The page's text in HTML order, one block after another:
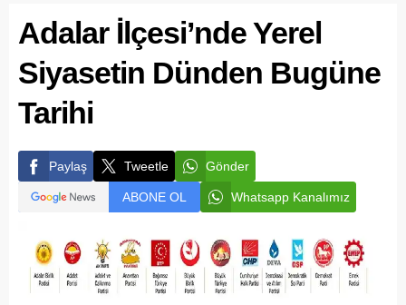
Adalar İlçesi’nde Yerel
Siyasetin Dünden Bugüne
Tarihi
Paylaş Tweetle Gönder
ABONE OL Whatsapp Kanalımız